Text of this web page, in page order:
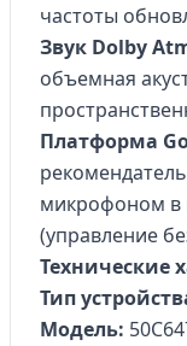
частоты
Звук Dolby
объемная
Платформа
микрофоном в
(управление
Технические
Тип
Модель: